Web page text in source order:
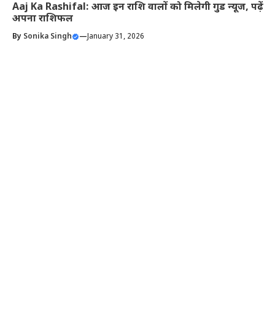
Aaj Ka Rashifal: आज इन राशि वालों को मिलेगी गुड न्यूज, पढ़ें
अपना राशिफल
By Sonika Singh — January 31, 2026